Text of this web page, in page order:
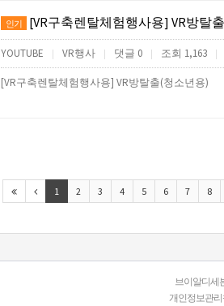
인기 [VR구축렌탈체험행사용] VR방탈
YOUTUBE | VR행사 | 댓글 0 | 조회 1,163 |
[VR구축렌탈체험행사용] VR방탈출(청소년용)
1 2 3 4 5 6 7 8
브이알디세
개인정보관리